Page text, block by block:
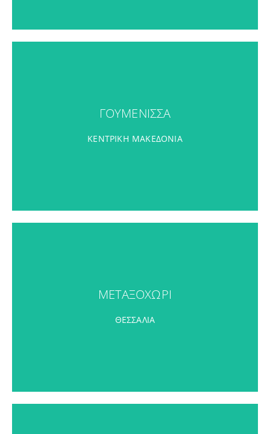
ΓΟΥΜΕΝΙΣΣΑ
ΚΕΝΤΡΙΚΗ ΜΑΚΕΔΟΝΙΑ
ΠΕΡΙΣΣΟΤΕΡΑ
ΜΕΤΑΞΟΧΩΡΙ
ΘΕΣΣΑΛΙΑ
ΠΕΡΙΣΣΟΤΕΡΑ